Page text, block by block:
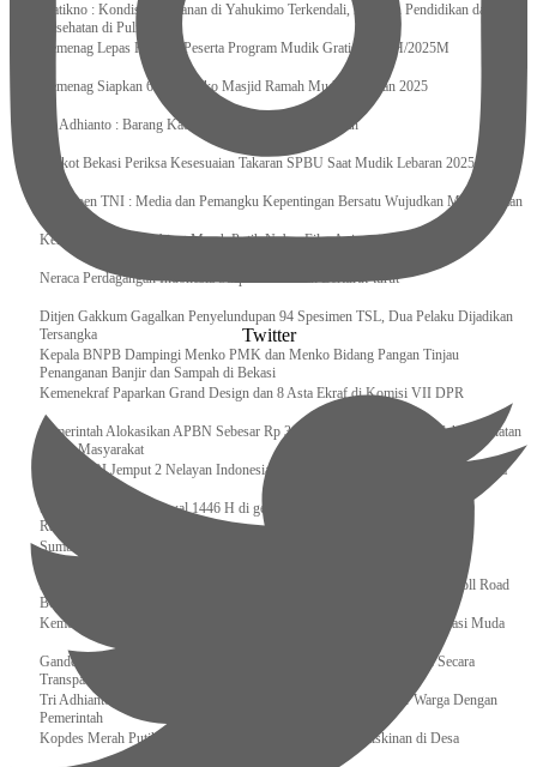
Pratikno : Kondisi Keamanan di Yahukimo Terkendali, Layanan Pendidikan dan
Kesehatan di Pulihkan
Kemenag Lepas Ratusan Peserta Program Mudik Gratis 1446 H/2025M
Kemenag Siapkan 6.180 Posko Masjid Ramah Mudik Lebaran 2025
Tri Adhianto : Barang Kadaluarsa Segera di Kembalikan
Walkot Bekasi Periksa Kesesuaian Takaran SPBU Saat Mudik Lebaran 2025
Kapuspen TNI : Media dan Pemangku Kepentingan Bersatu Wujudkan Mudik Aman
Kemenekraf Ajak Kabinet Merah Putih Nobar Film Animasi Jumbo
Neraca Perdagangan Indonesia Surplus 58 Bulan Berturut-turut
Ditjen Gakkum Gagalkan Penyelundupan 94 Spesimen TSL, Dua Pelaku Dijadikan
Tersangka
Kepala BNPB Dampingi Menko PMK dan Menko Bidang Pangan Tinjau
Penanganan Banjir dan Sampah di Bekasi
Kemenekraf Paparkan Grand Design dan 8 Asta Ekraf di Komisi VII DPR
Pemerintah Alokasikan APBN Sebesar Rp 3,4 Triliun untuk Program Cek Kesehatan
Gratis Masyarakat
Bakamla RI Jemput 2 Nelayan Indonesia di Perbatasan Terluar Indonesia Malaysia
Sidang Isbat Awal Syawal 1446 H di gelar oleh Kementerian Agama pada 29
Ramadan
Sumber Daya Adalah Tantangan Penanganan Darurat Bencana di Daerah
Dukung Kelancaran Lalu Lintas Libur Idul Fitri 1446h / 2025m, Waskita Toll Road
Berlakukan Diskon Tarif Sebesar 20%
Kemenekraf – Kemeninves Perkuat Sinergi Demi Lapangan Kerja Generasi Muda
Gandeng KPK , Gus Ipul Memastikan Penyaluran Bansos Dilakukan Secara
Transparan dan Tepat Sasaran
Tri Adhianto Katakan : Tarling Sebagai Sarana Komunikasi Antar Warga Dengan
Pemerintah
Kopdes Merah Putih Instrumen Penting Pengentasan Kemiskinan di Desa
Twitter